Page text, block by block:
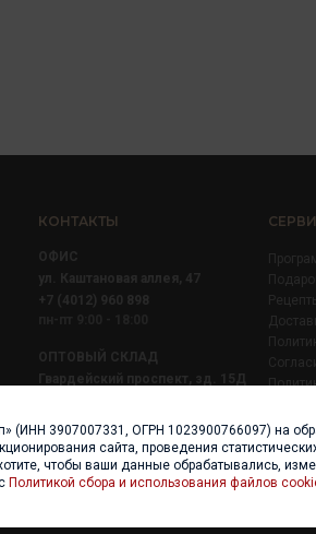
КОНТАКТЫ
ОФИС
ул. Каштановая аллея, 47
+7 (4012) 960 898
ОПТОВЫЙ СКЛАД
Гвардейский проспект, зд. 15Д
пн-пт 8:00 - 17:00
Рецепты
(ИНН 3907007331, ОГРН 1023900766097) на
сайта, проведения
чтобы ваши данные обрабатывались,
Политикой сбора и использования файлов